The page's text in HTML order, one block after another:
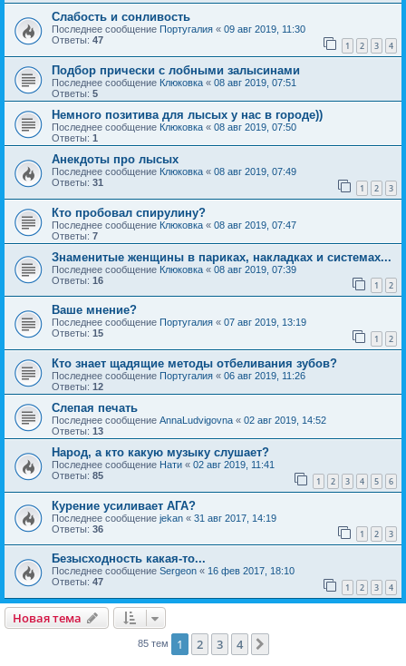
Слабость и сонливость
Последнее сообщение Португалия « 09 авг 2019, 11:30
Ответы: 47 1 2 3 4
Подбор прически с лобными залысинами
Последнее сообщение Клюковка « 08 авг 2019, 07:51
Ответы: 5
Немного позитива для лысых у нас в городе))
Последнее сообщение Клюковка « 08 авг 2019, 07:50
Ответы: 1
Анекдоты про лысых
Последнее сообщение Клюковка « 08 авг 2019, 07:49
Ответы: 31 1 2 3
Кто пробовал спирулину?
Последнее сообщение Клюковка « 08 авг 2019, 07:47
Ответы: 7
Знаменитые женщины в париках, накладках и системах...
Последнее сообщение Клюковка « 08 авг 2019, 07:39
Ответы: 16 1 2
Ваше мнение?
Последнее сообщение Португалия « 07 авг 2019, 13:19
Ответы: 15 1 2
Кто знает щадящие методы отбеливания зубов?
Последнее сообщение Португалия « 06 авг 2019, 11:26
Ответы: 12
Слепая печать
Последнее сообщение AnnaLudvigovna « 02 авг 2019, 14:52
Ответы: 13
Народ, а кто какую музыку слушает?
Последнее сообщение Нати « 02 авг 2019, 11:41
Ответы: 85 1 2 3 4 5 6
Курение усиливает АГА?
Последнее сообщение jekan « 31 авг 2017, 14:19
Ответы: 36 1 2 3
Безысходность какая-то...
Последнее сообщение Sergeon « 16 фев 2017, 18:10
Ответы: 47 1 2 3 4
Новая тема
85 тем 1 2 3 4